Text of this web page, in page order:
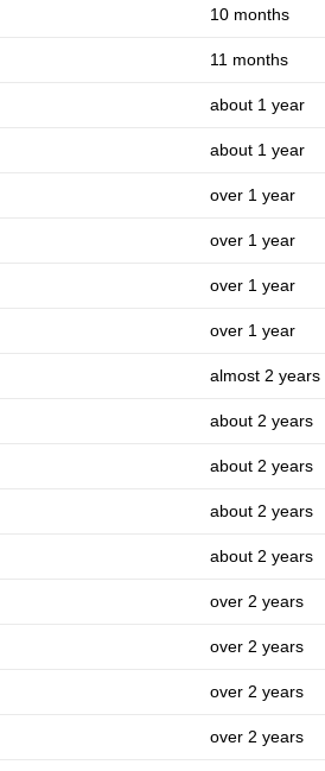
10 months
11 months
about 1 year
about 1 year
over 1 year
over 1 year
over 1 year
over 1 year
almost 2 years
about 2 years
about 2 years
about 2 years
about 2 years
over 2 years
over 2 years
over 2 years
over 2 years